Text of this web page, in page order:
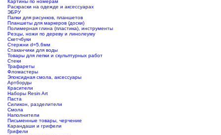
Картины по номерам
Раскраски на одежде и аксессуарах
ЭБРУ
Папки для рисунков, планшетов
Планшеты для маркеров (доски)
Полимерная глина (пластика), инструменты
Резцы, ножи по дереву и линолеуму
Скетчбуки
Стержни d=5.6мм
Стаканчики для воды
Товары для лепки и скульптурных работ
Стеки
Трафареты
Фломастеры
Эпоксидная смола, аксессуары
Артборды
Красители
Наборы Resin Art
Паста
Силикон, разделители
Смола
Наполнители
Письменные товары, черчение
Карандаши и грифели
Грифели